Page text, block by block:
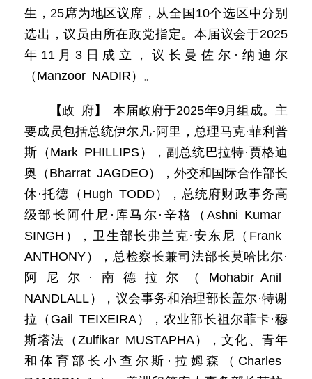
生，25席为地区议席，从全国10个选区中分别
选出，议员由所在政党指定。本届议会于2025
年11月3日成立，议长曼佐尔·纳迪尔
（Manzoor NADIR）。
【政 府】
本届政府于2025年9月组成。主
要成员包括总统伊尔凡·阿里，总理马克·菲利普
斯（Mark PHILLIPS），副总统巴拉特·贾格迪
奥（Bharrat JAGDEO），外交和国际合作部长
休·托德（Hugh TODD），总统府财政事务高
级部长阿什尼·库马尔·辛格（Ashni Kumar
SINGH），卫生部长弗兰克·安东尼（Frank
ANTHONY），总检察长兼司法部长莫哈比尔·
阿尼尔·南德拉尔（Mohabir Anil
NANDLALL），议会事务和治理部长盖尔·特谢
拉（Gail TEIXEIRA），农业部长祖尔菲卡·穆
斯塔法（Zulfikar MUSTAPHA），文化、青年
和体育部长小查尔斯·拉姆森（Charles